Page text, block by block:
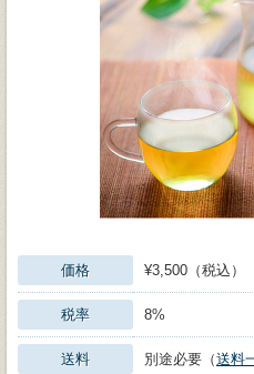
価格 ¥3,500（税込）
税率 8%
送料 別途必要（送料